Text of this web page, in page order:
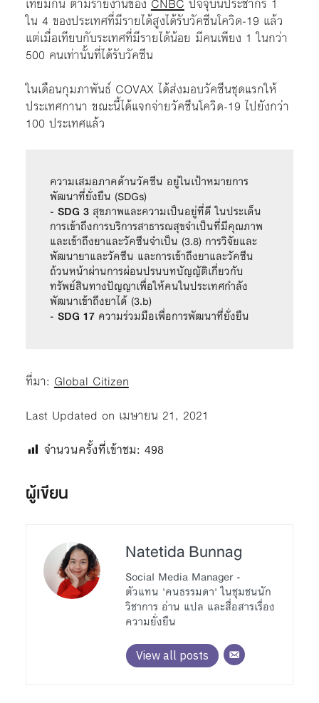
เทียมกัน ตามรายงานของCNBCปัจจุบันประชากร 1
ใน 4 ของประเทศที่มีรายได้สูงได้รับวัคซีนโควิด-19 แล้ว
แต่เมื่อเทียบกับระเทศที่มีรายได้น้อย มีคนเพียง 1 ในกว่า
500 คนเท่านั้นที่ได้รับวัคซีน
ในเดือนกุมภาพันธ์ COVAX ได้ส่งมอบวัคซีนชุดแรกให้
ประเทศกานา ขณะนี้ได้แจกจ่ายวัคซีนโควิด-19 ไปยังกว่า
100 ประเทศแล้ว
ความเสมอภาคด้านวัคซีน อยู่ในเป้าหมายการ
พัฒนาที่ยั่งยืน (SDGs)
- SDG 3 สุขภาพและความเป็นอยู่ที่ดี ในประเด็น
การเข้าถึงการบริการสาธารณสุขจำเป็นที่มีคุณภาพ
และเข้าถึงยาและวัคซีนจำเป็น (3.8) การวิจัยและ
พัฒนายาและวัคซีน และการเข้าถึงยาและวัคซีน
ถ้วนหน้าผ่านการผ่อนปรนบทบัญญัติเกี่ยวกับ
ทรัพย์สินทางปัญญาเพื่อให้คนในประเทศกำลัง
พัฒนาเข้าถึงยาได้ (3.b)
- SDG 17 ความร่วมมือเพื่อการพัฒนาที่ยั่งยืน
ที่มา:Global Citizen
Last Updated on เมษายน 21, 2021
จำนวนครั้งที่เข้าชม: 498
ผู้เขียน
Natetida Bunnag
Social Media Manager -
ตัวแทน 'คนธรรมดา' ในชุมชนนัก
วิชาการ อ่าน แปล และสื่อสารเรื่อง
ความยั่งยืน
View all posts